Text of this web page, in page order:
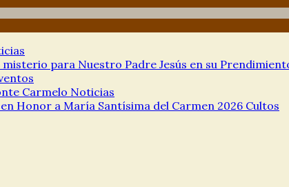
para Nuestro Padre Jesús en su
Carmelo Noticias
Honor a María Santísima del Carmen 2026 Cultos